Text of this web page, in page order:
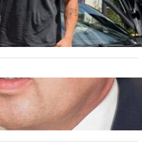
Brother VIP Kosova, Eduart
gojën kritikëve, publikon
luksoze
LDK për gazin amerikan,
Hotit: “Mbrojeni LDK-në, jo
në”